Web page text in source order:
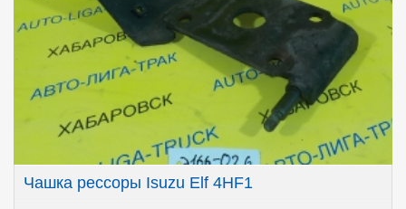
Чашка рессоры Isuzu Elf 4HF1